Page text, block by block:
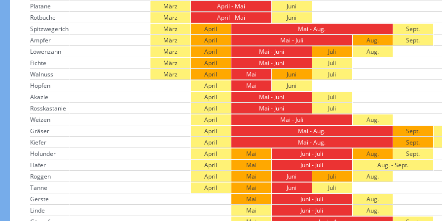
Platane
März April - Mai
Juni
Rotbuche
März April - Mai
Juni
Spitzwegerich
März April Mai - Aug.
Sept.
Ampfer
März April Mai - Juli Aug.
Sept.
Löwenzahn
März April Mai - Juni Juli
Aug.
Fichte
März April Mai - Juni
Juli
Walnuss
März April Mai Juni
Juli
Hopfen
April Mai
Juni
Akazie
April Mai - Juni
Juli
Rosskastanie
April Mai - Juni
Juli
Weizen
April Mai - Juli
Aug.
Gräser
April Mai - Aug. Sept.
Kiefer
April Mai - Aug. Sept.
Holunder
April Mai Juni - Juli Aug.
Sept.
Hafer
April Mai Juni - Juli
Aug. - Sept.
Roggen
April Mai Juni Juli
Aug.
Tanne
April Mai Juni
Juli
Gerste
Mai Juni - Juli
Aug.
Linde
Mai Juni - Juli
Aug.